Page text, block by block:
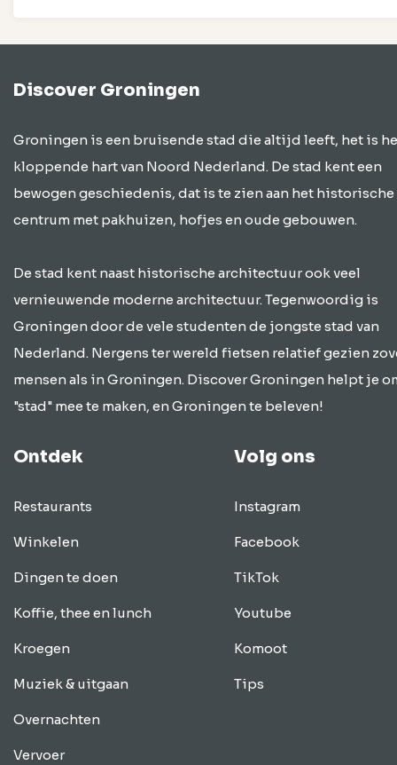
Discover Groningen
Groningen is een bruisende stad die altijd leeft, het is
kloppende hart van Noord Nederland. De stad kent een
bewogen geschiedenis, dat is te zien aan het historische
centrum met pakhuizen, hofjes en oude gebouwen.
De stad kent naast historische architectuur ook veel
vernieuwende moderne architectuur. Tegenwoordig is
Groningen door de vele studenten de jongste stad van
Nederland. Nergens ter wereld fietsen relatief gezien
mensen als in Groningen. Discover Groningen helpt je
"stad" mee te maken, en Groningen te beleven!
Ontdek
Restaurants
Winkelen
Dingen te doen
Koffie, thee en lunch
Kroegen
Muziek & uitgaan
Overnachten
Vervoer
Volg ons
Instagram
Facebook
TikTok
Youtube
Komoot
Tips